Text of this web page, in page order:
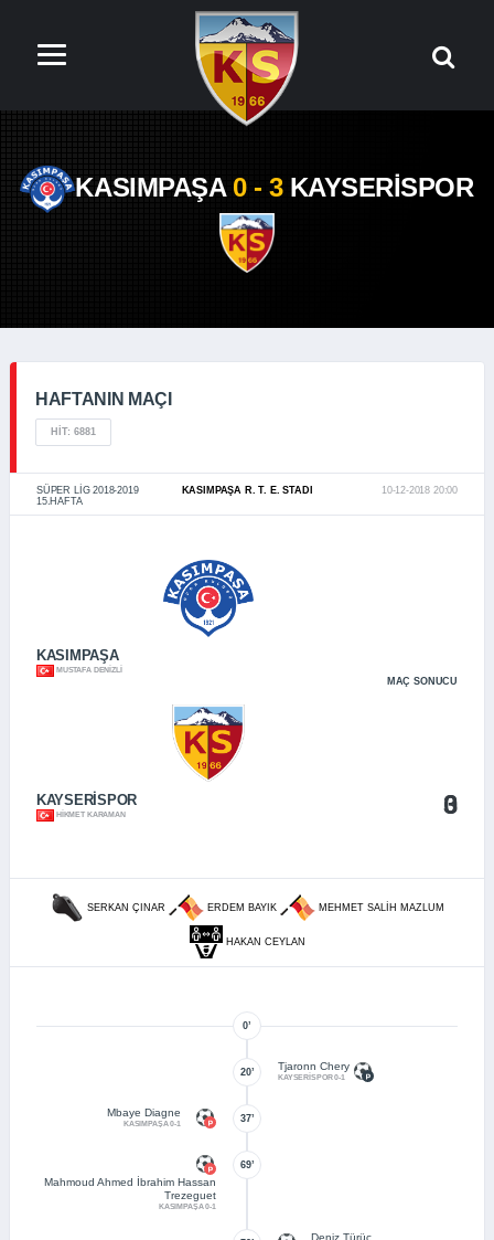
KASIMPAŞA 0 - 3 KAYSERİSPOR
HAFTANIN MAÇI
HIT: 6881
SÜPER LIG 2018-2019
15.HAFTA
KASIMPAŞA R. T. E. STADI 10-12-2018 20:00
KASIMPAŞA
MUSTAFA DENIZLI
0
3
MAÇ SONUCU
KAYSERİSPOR
HIKMET KARAMAN
SERKAN ÇINAR ERDEM BAYIK MEHMET SALIH MAZLUM
HAKAN CEYLAN
0’
Tjaronn Chery
KAYSERİSPOR 0-1
20’
Mbaye Diagne
KASIMPAŞA 0-1 37’
69’
Mahmoud Ahmed İbrahim Hassan
Trezeguet
KASIMPAŞA 0-1
Deniz Türüç